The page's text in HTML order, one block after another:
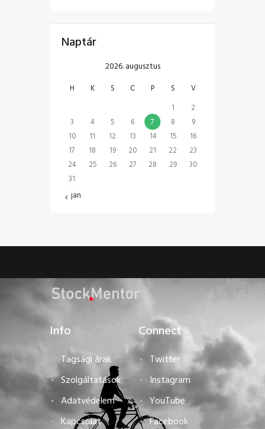
Naptár
2026. augusztus
H K S C P S
V
1
2
3
4 5 6 7 8
9
10
11 12 13 14 15
16
17
18 19 20 21 22
23
24
25 26 27 28 29
30
31
« jan
Info
Tagsági árak
Szolgáltatások
Adatvédelem
Kapcsolat
Connect
Twitter
Instagram
YouTube
Facebook